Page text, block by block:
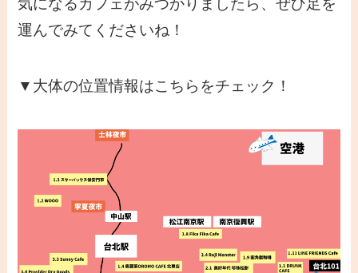
気になるカフェがみつかりましたら、ぜひ足を
運んでみてくださいね！
▼大体の位置情報はこちらをチェック！